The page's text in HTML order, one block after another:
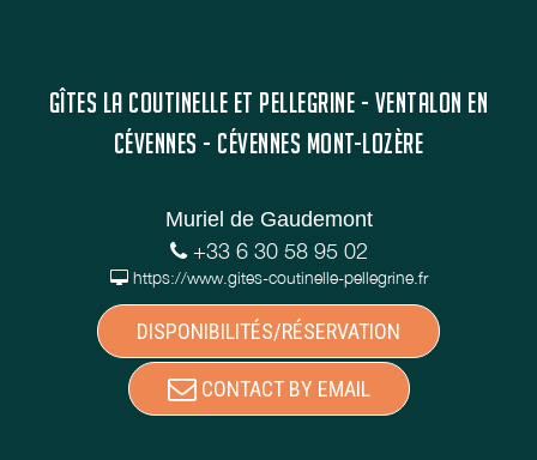
GÎTES LA COUTINELLE ET PELLEGRINE - VENTALON EN
CÉVENNES - CÉVENNES MONT-LOZÈRE
Muriel de Gaudemont
+33 6 30 58 95 02
https://www.gites-coutinelle-pellegrine.fr
DISPONIBILITÉS/RÉSERVATION
CONTACT BY EMAIL